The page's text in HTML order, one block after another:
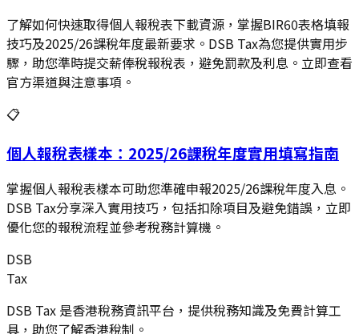
了解如何快速取得個人報稅表下載資源，掌握BIR60表格填報
技巧及2025/26課稅年度最新要求。DSB Tax為您提供實用步
驟，助您準時提交薪俸稅報稅表，避免罰款及利息。立即查看
官方渠道與注意事項。
📋
個人報稅表樣本：2025/26課稅年度實用填寫指南
掌握個人報稅表樣本可助您準確申報2025/26課稅年度入息。
DSB Tax分享深入實用技巧，包括扣除項目及避免錯誤，立即
優化您的報稅流程並參考稅務計算機。
DSB
Tax
DSB Tax 是香港稅務資訊平台，提供稅務知識及免費計算工
具，助您了解香港稅制。